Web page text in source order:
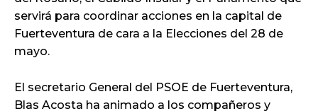
servirá para coordinar acciones en la capital de
Fuerteventura de cara a la Elecciones del 28 de
mayo.
El secretario General del PSOE de Fuerteventura,
Blas Acosta ha animado a los compañeros y